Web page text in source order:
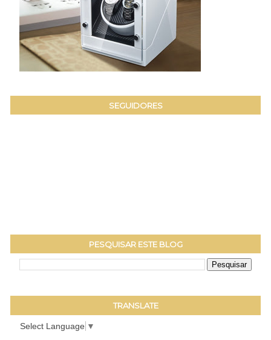
SEGUIDORES
PESQUISAR ESTE BLOG
TRANSLATE
Select Language ▼